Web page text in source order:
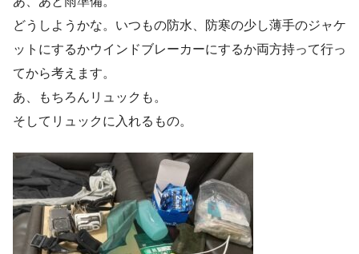
どうしようかな。いつもの防水、防寒の少し薄手のジャケ
ットにするかウインドブレーカーにするか両方持って行っ
てから考えます。
あ、もちろんリュックも。
そしてリュックに入れるもの。